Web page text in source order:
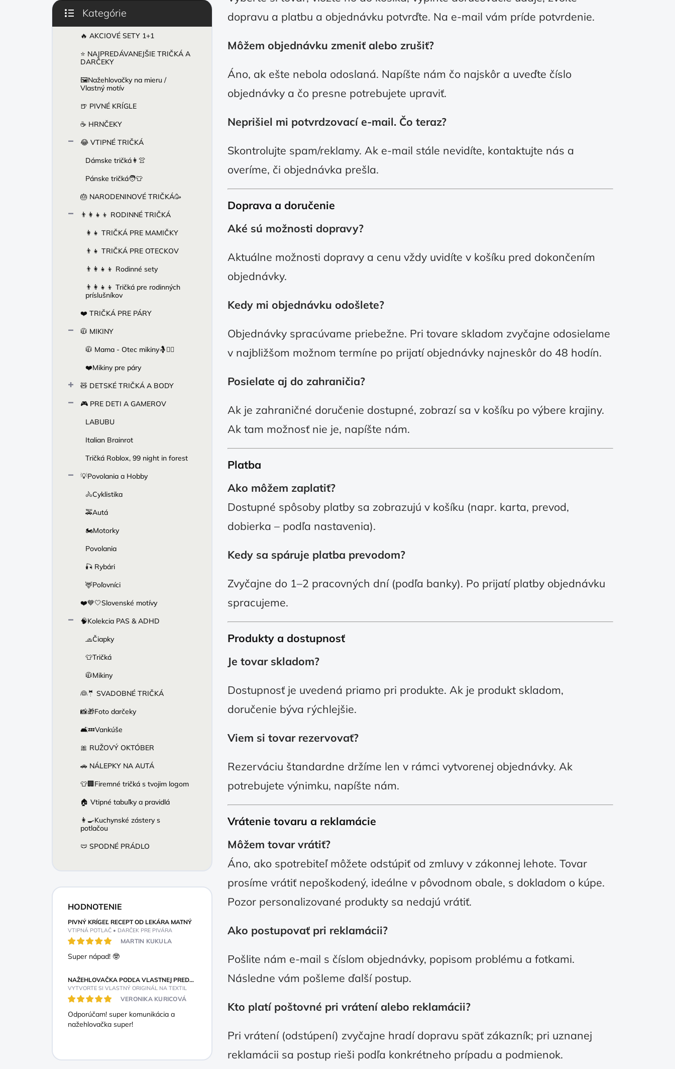
e
Preskočiť
kategórie
Kategórie
🔥 AKCIOVÉ SETY 1+1
⭐ NAJPREDÁVANEJŠIE TRIČKÁ A
DARČEKY
🖼️Nažehlovačky na mieru /
Vlastný motív
🍺 PIVNÉ KRÍGLE
☕ HRNČEKY
😂 VTIPNÉ TRIČKÁ
Dámske tričká👩👚
Pánske tričká🧑👕
🎂 NARODENINOVÉ TRIČKÁ🥳
👨‍👩‍👧‍👦 RODINNÉ TRIČKÁ
👩‍👧 TRIČKÁ PRE MAMIČKY
👨‍👧 TRIČKÁ PRE OTECKOV
👨‍👩‍👧‍👦 Rodinné sety
👨‍👩‍👧‍👦 Tričká pre rodinných
príslušníkov
❤️ TRIČKÁ PRE PÁRY
🧥 MIKINY
🧥 Mama - Otec mikiny🤱🙋‍♂️
❤️Mikiny pre páry
🧸 DETSKÉ TRIČKÁ A BODY
🎮 PRE DETI A GAMEROV
LABUBU
Italian Brainrot
Tričká Roblox, 99 night in forest
💡Povolania a Hobby
🚴Cyklistika
🚕Autá
🏍Motorky
Povolania
🎣 Rybári
🦌Poľovníci
❤️💙🤍Slovenské motívy
🧠Kolekcia PAS & ADHD
🧢Čiapky
👕Tričká
🧥Mikiny
👰🤵 SVADOBNÉ TRIČKÁ
📸🎁Foto darčeky
🛋️💤Vankúše
🎀 RUŽOVÝ OKTÓBER
🚗 NÁLEPKY NA AUTÁ
👕🏢Firemné tričká s tvojim logom
🏠 Vtipné tabuľky a pravidlá
👩‍🍳Kuchynské zástery s
potlačou
🩲 SPODNÉ PRÁDLO
HODNOTENIE
PIVNÝ KRÍGEĽ RECEPT OD LEKÁRA MATNÝ
VTIPNÁ POTLAČ • DARČEK PRE PIVÁRA
MARTIN KUKULA
Super nápad! 🤓
NAŽEHLOVAČKA PODĽA VLASTNEJ PREDSTAVY
VYTVORTE SI VLASTNÝ ORIGINÁL NA TEXTIL
VERONIKA KURICOVÁ
Odporúčam! super komunikácia a
nažehlovačka super!
dopravu a platbu a objednávku potvrďte. Na e-mail vám príde potvrdenie.
Môžem objednávku zmeniť alebo zrušiť?
Áno, ak ešte nebola odoslaná. Napíšte nám čo najskôr a uveďte číslo
objednávky a čo presne potrebujete upraviť.
Neprišiel mi potvrdzovací e-mail. Čo teraz?
Skontrolujte spam/reklamy. Ak e-mail stále nevidíte, kontaktujte nás a
overíme, či objednávka prešla.
Doprava a doručenie
Aké sú možnosti dopravy?
Aktuálne možnosti dopravy a cenu vždy uvidíte v košíku pred dokončením
objednávky.
Kedy mi objednávku odošlete?
Objednávky spracúvame priebežne. Pri tovare skladom zvyčajne odosielame
v najbližšom možnom termíne po prijatí objednávky najneskôr do 48 hodín.
Posielate aj do zahraničia?
Ak je zahraničné doručenie dostupné, zobrazí sa v košíku po výbere krajiny.
Ak tam možnosť nie je, napíšte nám.
Platba
Ako môžem zaplatiť?
Dostupné spôsoby platby sa zobrazujú v košíku (napr. karta, prevod,
dobierka – podľa nastavenia).
Kedy sa spáruje platba prevodom?
Zvyčajne do 1–2 pracovných dní (podľa banky). Po prijatí platby objednávku
spracujeme.
Produkty a dostupnosť
Je tovar skladom?
Dostupnosť je uvedená priamo pri produkte. Ak je produkt skladom,
doručenie býva rýchlejšie.
Viem si tovar rezervovať?
Rezerváciu štandardne držíme len v rámci vytvorenej objednávky. Ak
potrebujete výnimku, napíšte nám.
Vrátenie tovaru a reklamácie
Môžem tovar vrátiť?
Áno, ako spotrebiteľ môžete odstúpiť od zmluvy v zákonnej lehote. Tovar
prosíme vrátiť nepoškodený, ideálne v pôvodnom obale, s dokladom o kúpe.
Pozor personalizované produkty sa nedajú vrátiť.
Ako postupovať pri reklamácii?
Pošlite nám e-mail s číslom objednávky, popisom problému a fotkami.
Následne vám pošleme ďalší postup.
Kto platí poštovné pri vrátení alebo reklamácii?
Pri vrátení (odstúpení) zvyčajne hradí dopravu späť zákazník; pri uznanej
reklamácii sa postup rieši podľa konkrétneho prípadu a podmienok.